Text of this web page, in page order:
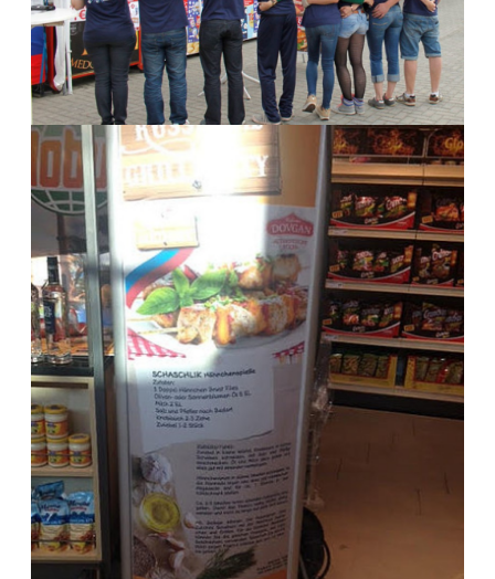
GLOBUS Bubenheim-Koblenz August 2015
Koblenz-Bubenheim